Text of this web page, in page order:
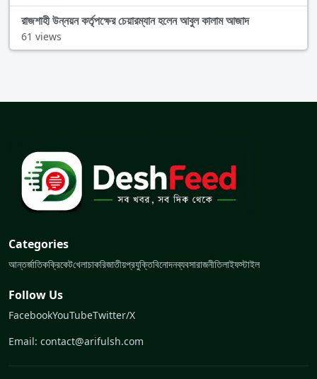
রাজশাহী উন্নয়ন কর্তৃপক্ষের চেয়ারম্যান হলেন আবুল কালাম আজাদ
61 views
Categories
আন্তর্জাতিকক্রিকেটখেলাচাকরিজাতীয়প্রযুক্তিবিনোদনব্যবসারাজনীতিলাইফস্টাইল
Follow Us
FacebookYouTubeTwitter/X
Email: contact@arifulsh.com